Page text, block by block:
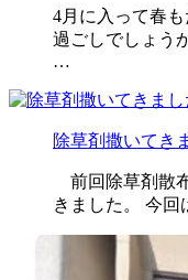
4月に入って春
過ごしでしょう
…
除草剤撒いてき
前回除草剤散
きました。 今